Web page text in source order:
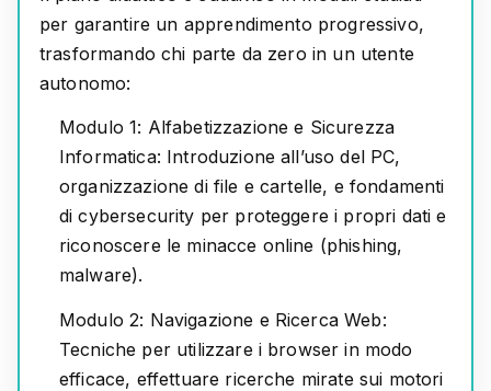
per garantire un apprendimento progressivo,
trasformando chi parte da zero in un utente
autonomo:
Modulo 1: Alfabetizzazione e Sicurezza
Informatica: Introduzione all’uso del PC,
organizzazione di file e cartelle, e fondamenti
di cybersecurity per proteggere i propri dati e
riconoscere le minacce online (phishing,
malware).
Modulo 2: Navigazione e Ricerca Web:
Tecniche per utilizzare i browser in modo
efficace, effettuare ricerche mirate sui motori